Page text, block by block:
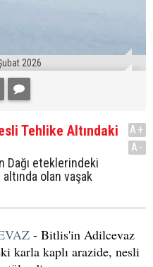
2026
Tehlike Altındaki
eteklerindeki
olan vaşak
A+
A-
- Bitlis'in Adilcevaz
karla kaplı arazide, nesli